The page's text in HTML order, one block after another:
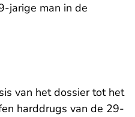
jarige man in de
van het dossier tot het
harddrugs van de 29-